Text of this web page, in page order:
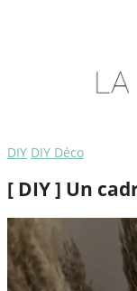
DIY DIY Déco
[ DIY ] Un